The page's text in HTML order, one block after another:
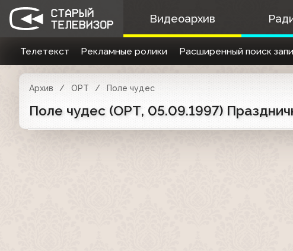
Видеоархив
Телетекст Рекламные ролики Расширенный поиск
Архив ОРТ Поле чудес
Поле чудес (ОРТ, 05.09.1997)